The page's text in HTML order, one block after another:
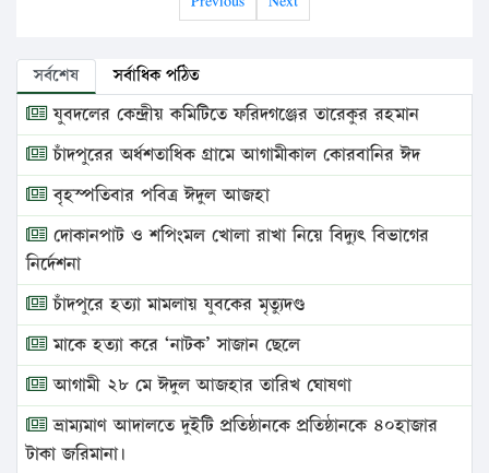
সর্বশেষ সর্বাধিক পঠিত
যুবদলের কেন্দ্রীয় কমিটিতে ফরিদগঞ্জের তারেকুর রহমান
চাঁদপুরের অর্ধশতাধিক গ্রামে আগামীকাল কোরবানির ঈদ
বৃহস্পতিবার পবিত্র ঈদুল আজহা
দোকানপাট ও শপিংমল খোলা রাখা নিয়ে বিদ্যুৎ বিভাগের
নির্দেশনা
চাঁদপুরে হত্যা মামলায় যুবকের মৃত্যুদণ্ড
মাকে হত্যা করে ‘নাটক’ সাজান ছেলে
আগামী ২৮ মে ঈদুল আজহার তারিখ ঘোষণা
ভ্রাম্যমাণ আদালতে দুইটি প্রতিষ্ঠানকে প্রতিষ্ঠানকে ৪০হাজার
টাকা জরিমানা।